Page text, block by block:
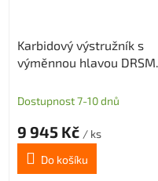
Karbidový výstružník s
výměnnou hlavou DRSMN
díru
Dostupnost 7-10 dnů
9 945 Kč / ks
Do košíku